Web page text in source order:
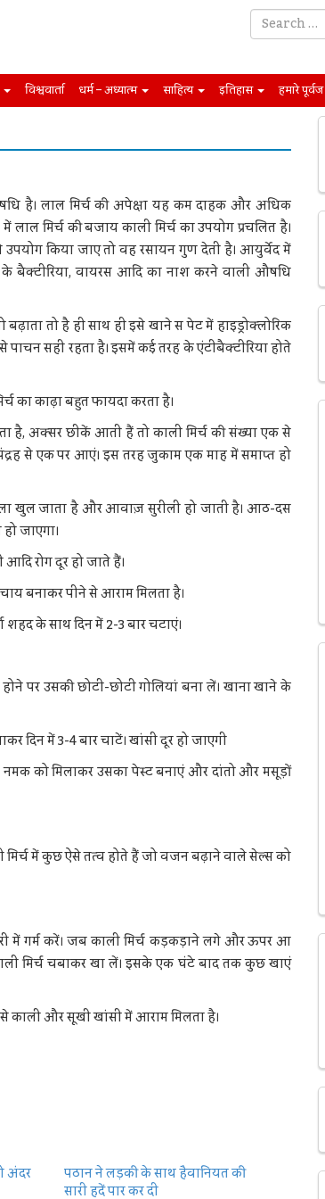
विश्ववार्ता धर्म – अध्यात्म साहित्य इतिहास हमारे पूर्वज
है। लाल मिर्च की अपेक्षा यह कम दाहक और अधिक
लाल मिर्च की बजाय काली मिर्च का उपयोग प्रचलित है।
उपयोग किया जाए तो वह रसायन गुण देती है। आयुर्वेद में
के बैक्टीरिया, वायरस आदि का नाश करने वाली औषधि
बढ़ाता तो है ही साथ ही इसे खाने स पेट में हाइड्रोक्लोरिक
सही रहता है। इसमें कई तरह के एंटीबैक्टीरिया होते
का काढ़ा बहुत फायदा करता है।
है, अक्सर छीकें आती हैं तो काली मिर्च की संख्या एक से
से एक पर आएं। इस तरह जुकाम एक माह में समाप्त हो
खुल जाता है और आवाज़ सुरीली हो जाती है। आठ-दस
जाएगा।
रोग दूर हो जाते हैं।
बनाकर पीने से आराम मिलता है।
शहद के साथ दिन में 2-3 बार चटाएं।
होने पर उसकी छोटी-छोटी गोलियां बना लें। खाना खाने के
दिन में 3-4 बार चाटें। खांसी दूर हो जाएगी
नमक को मिलाकर उसका पेस्ट बनाएं और दांतो और मसूड़ों
मिर्च में कुछ ऐसे तत्व होते हैं जो वजन बढ़ाने वाले सेल्स को
में गर्म करें। जब काली मिर्च कड़कड़ाने लगे और ऊपर आ
काली मिर्च चबाकर खा लें। इसके एक घंटे बाद तक कुछ खाएं
काली और सूखी खांसी में आराम मिलता है।
अंदर पठान ने लड़की के साथ हैवानियत की
सारी हदें पार कर दी